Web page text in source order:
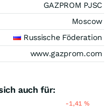
GAZPROM PJSC
Moscow
Russische Föderation
www.gazprom.com
auch für:
-1,41%